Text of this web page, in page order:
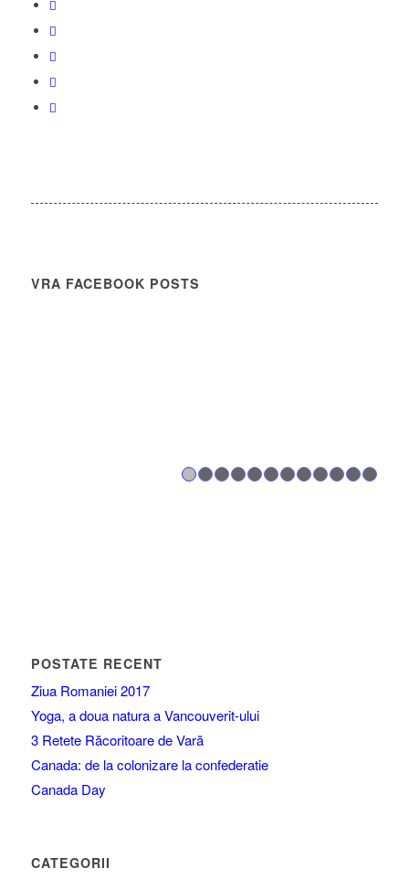
VRA FACEBOOK POSTS
1 2 3 4 5 6
POSTATE RECENT
Ziua Romaniei 2017
Yoga, a doua natura a Vancouverit-ului
3 Retete Răcoritoare de Vară
Canada: de la colonizare la confederatie
Canada Day
CATEGORII